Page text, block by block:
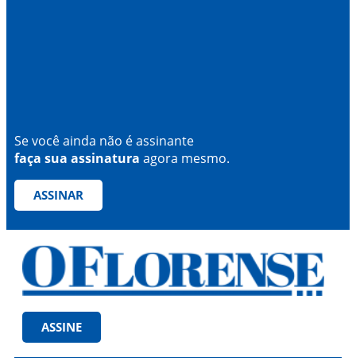
Se você ainda não é assinante
faça sua assinatura agora mesmo.
ASSINAR
ASSINE